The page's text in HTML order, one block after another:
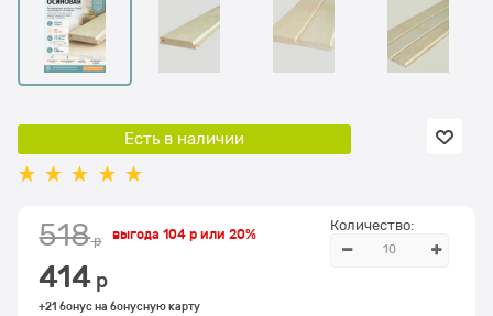
Есть в наличии
518 р
414 р
выгода 104 рили 20%
+21 бонус на бонусную карту
Количество: